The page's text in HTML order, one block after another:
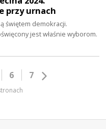
przy urnach
świętem demokracji.
jest właśnie wyborom.
6 7